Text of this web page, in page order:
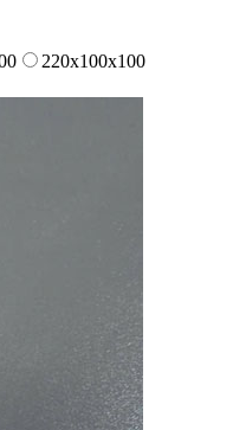
220x100x100